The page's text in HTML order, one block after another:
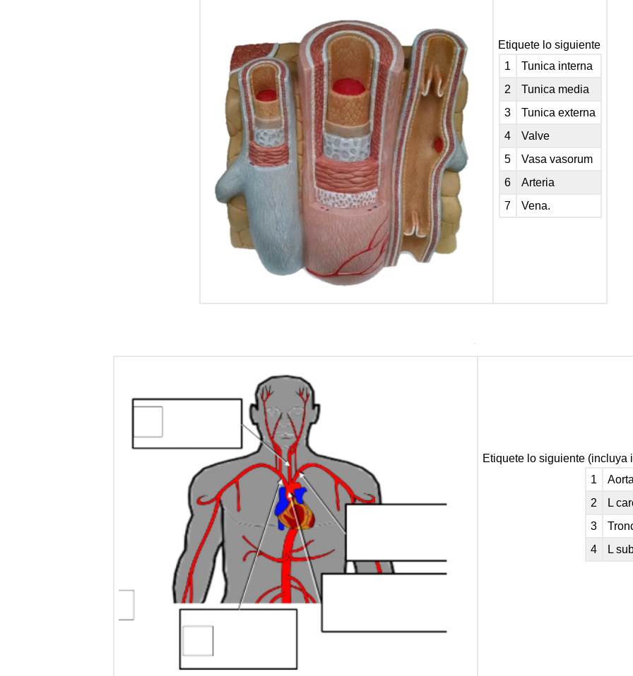
Etiquete lo siguiente
1
Tunica interna
2
Tunica media
3
Tunica externa
4
Valve
5
Vasa vasorum
6
Arteria
7
Vena.
Etiquete lo siguiente (incluya
1
Aorta
2
L
3
4
L